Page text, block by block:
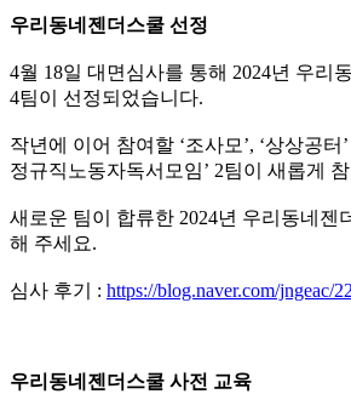
우리동네젠더스쿨 선정
4월 18일 대면심사를 통해 2024년 우리
4팀이 선정되었습니다.
작년에 이어 참여할 ‘조사모’, ‘상상공터’
정규직노동자독서모임’ 2팀이 새롭게
새로운 팀이 합류한 2024년 우리동네젠
해 주세요.
심사 후기 : https://blog.naver.com/jngeac/
우리동네젠더스쿨 사전 교육